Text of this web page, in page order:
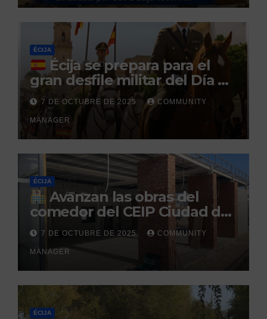
durante un permiso
penitenciario
ÉCIJA
Écija se prepara para el
gran desfile militar del Día de
la Hispanidad organizado por
el Centro Militar de Cría
Caballar
7 DE OCTUBRE DE 2025 COMMUNITY
MANAGER
ÉCIJA
Avanzan las obras del
comedor del CEIP Ciudad del
Sol: su finalización está
prevista para finales de 2025
7 DE OCTUBRE DE 2025 COMMUNITY
MANAGER
ÉCIJA